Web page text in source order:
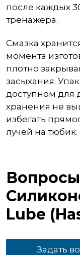
после каждых
тренажера.
Смазка
момента
плотно
засыхания.
доступном для
хранения не
избегать
лучей на тюбик.
Lube
Задать